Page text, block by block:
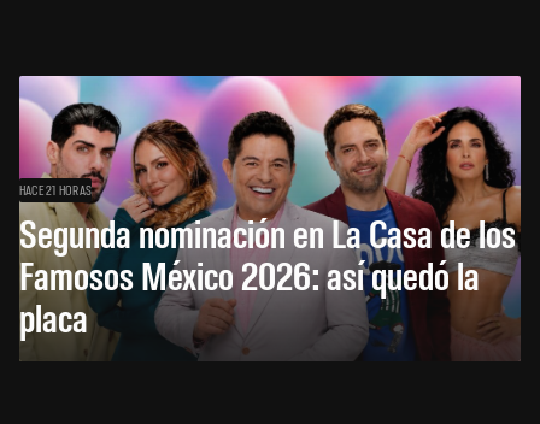
HACE 21 HORAS
Segunda nominación en La Casa de los
Famosos México 2026: así quedó la
placa